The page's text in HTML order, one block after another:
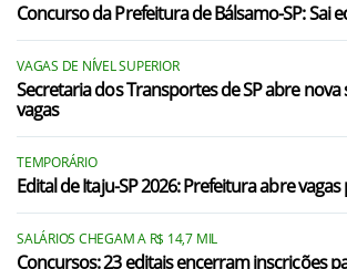
Elias Fausto/SP
Engenheiro Coelho/SP
Estiva Gerbi/SP
Holambra/SP
Hortolândia/SP
Indaiatuba/SP
Concurso da Prefeitura de Bálsamo-SP: Sai
VAGAS DE NÍVEL SUPERIOR
Secretaria dos Transportes de SP abre nova
vagas
TEMPORÁRIO
Edital de Itaju-SP 2026: Prefeitura abre
SALÁRIOS CHEGAM A R$ 14,7 MIL
Concursos: 23 editais encerram inscrições